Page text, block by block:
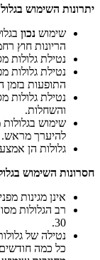
יתרונות השימוש
שימוש נכון
הריונות חוץ
נטילת גלולות
נטילת גלולות
התופעות בזמן
נטילת גלולות
והשחלות.
שימוש בגלולות
להיערך מראש.
גלולות הן
חסרונות השימוש
אינן מגינות
רב הגלולות
30.
נטילה של
כל כמה